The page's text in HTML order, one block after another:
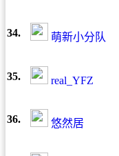
34. 萌新小分队
35. real_YFZ
36. 悠然居